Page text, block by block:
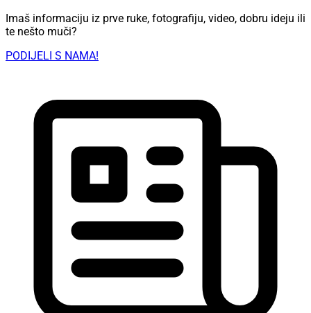
Imaš informaciju iz prve ruke, fotografiju, video, dobru ideju ili
te nešto muči?
PODIJELI S NAMA!